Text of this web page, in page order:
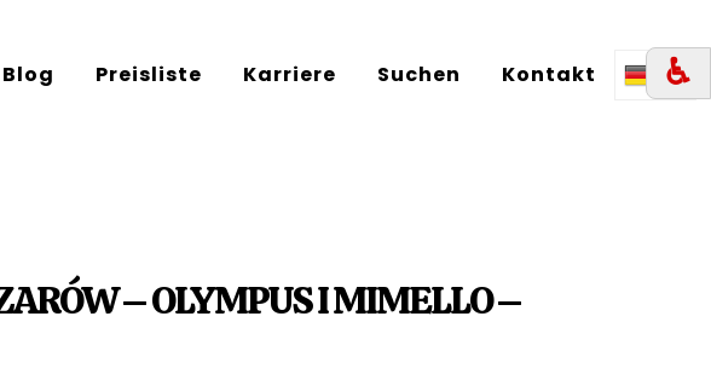
♿︎
DE
Blog Preisliste Karriere Suchen Kontakt
– OLYMPUS I MIMELLO –